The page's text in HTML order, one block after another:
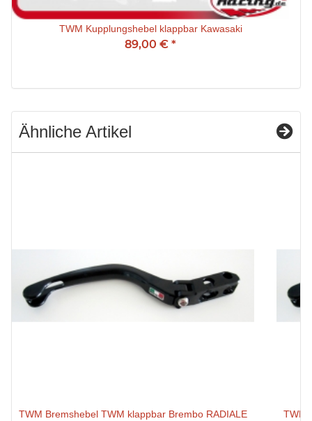
TWM Kupplungshebel klappbar Kawasaki
89,00 € *
Ähnliche Artikel
TWM Bremshebel TWM klappbar Brembo RADIALE
TWM